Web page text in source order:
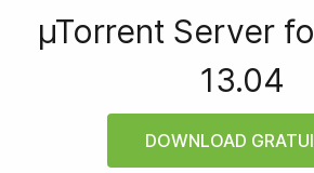
µTorrent Server
13.04
DOWNLOAD